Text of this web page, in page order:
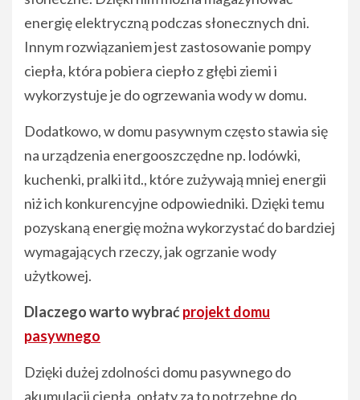
energię elektryczną podczas słonecznych dni.
Innym rozwiązaniem jest zastosowanie pompy
ciepła, która pobiera ciepło z głębi ziemi i
wykorzystuje je do ogrzewania wody w domu.
Dodatkowo, w domu pasywnym często stawia się
na urządzenia energooszczędne np. lodówki,
kuchenki, pralki itd., które zużywają mniej energii
niż ich konkurencyjne odpowiedniki. Dzięki temu
pozyskaną energię można wykorzystać do bardziej
wymagających rzeczy, jak ogrzanie wody
użytkowej.
Dlaczego warto wybraćprojekt domu
pasywnego
Dzięki dużej zdolności domu pasywnego do
akumulacji ciepła, opłaty za to potrzebne do